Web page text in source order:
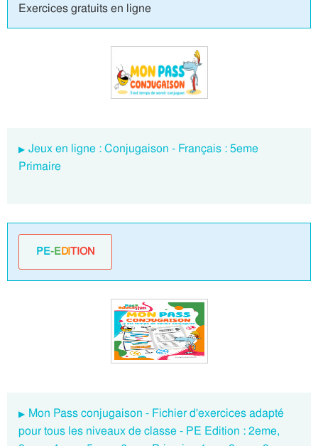
Exercices gratuits en ligne
Jeux en ligne : Conjugaison - Français : 5eme
Primaire
PE-EDITION
Mon Pass conjugaison - Fichier d'exercices adapté
pour tous les niveaux de classe - PE Edition : 2eme,